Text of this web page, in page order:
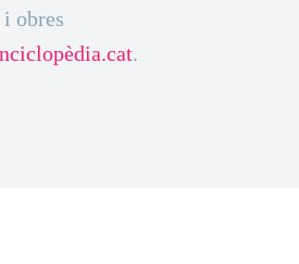
obres
.